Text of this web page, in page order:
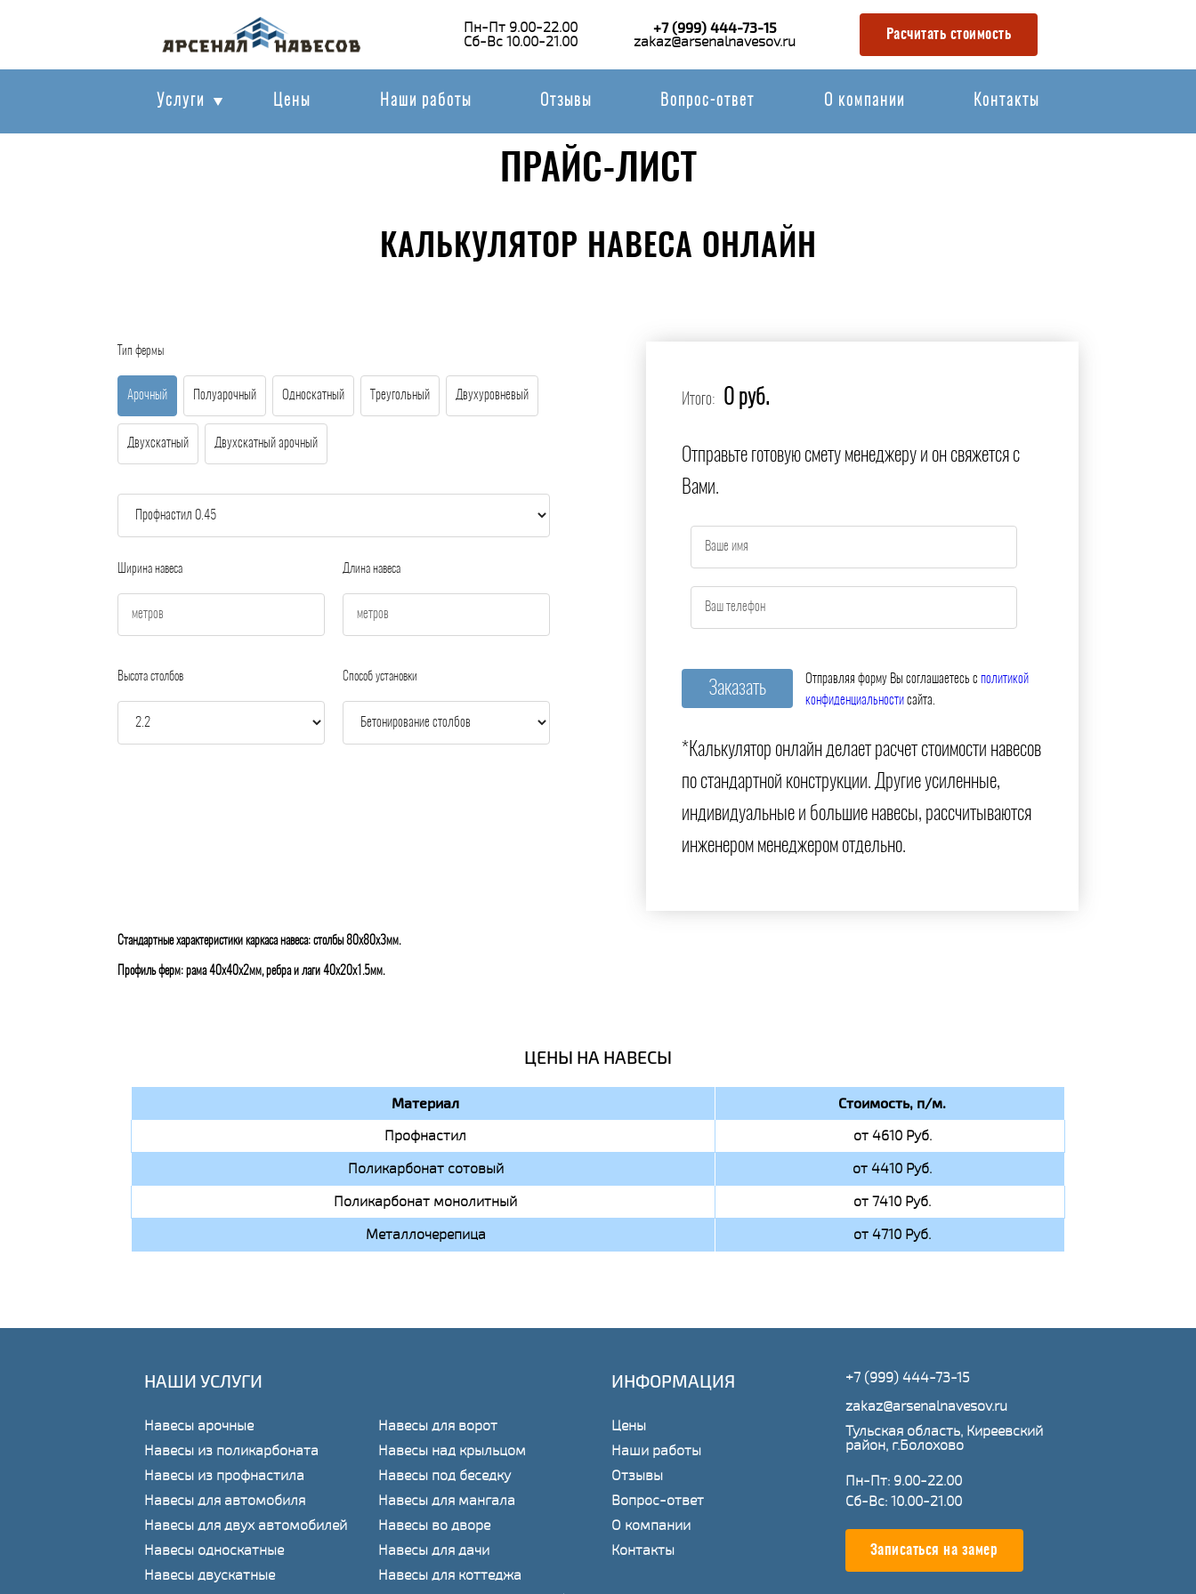
Пн-Пт 9.00-22.00
Сб-Вс 10.00-21.00
+7 (999) 444-73-15
zakaz@arsenalnavesov.ru Расчитать стоимость
Услуги Цены Наши работы Отзывы Вопрос-ответ О компании Контакты
ПРАЙС-ЛИСТ
КАЛЬКУЛЯТОР НАВЕСА ОНЛАЙН
Тип фермы
Арочный Полуарочный Односкатный Треугольный Двухуровневый
Двухскатный Двухскатный арочный
Ширина навеса Длина навеса
Высота столбов Способ установки
Итого: 0 руб.
Отправьте готовую смету менеджеру и он свяжется с
Вами.
Отправляя форму Вы соглашаетесь с политикой
конфиденциальности сайта.
*Калькулятор онлайн делает расчет стоимости навесов
по стандартной конструкции. Другие усиленные,
индивидуальные и большие навесы, рассчитываются
инженером менеджером отдельно.
Стандартные характеристики каркаса навеса: столбы 80х80х3мм.
Профиль ферм: рама 40х40х2мм, ребра и лаги 40х20х1.5мм.
ЦЕНЫ НА НАВЕСЫ
Материал Стоимость, п/м.
Профнастил
от 4610 Руб.
Поликарбонат сотовый
от 4410 Руб.
Поликарбонат монолитный
от 7410 Руб.
Металлочерепица
от 4710 Руб.
НАШИ УСЛУГИ
Навесы арочные
Навесы из поликарбоната
Навесы из профнастила
Навесы для автомобиля
Навесы для двух автомобилей
Навесы односкатные
Навесы двускатные
Навесы для ворот
Навесы над крыльцом
Навесы под беседку
Навесы для мангала
Навесы во дворе
Навесы для дачи
Навесы для коттеджа
ИНФОРМАЦИЯ
Цены
Наши работы
Отзывы
Вопрос-ответ
О компании
Контакты
+7 (999) 444-73-15
zakaz@arsenalnavesov.ru
Тульская область, Киреевский
район, г.Болохово
Пн-Пт: 9.00-22.00
Сб-Вс: 10.00-21.00
Записаться на замер